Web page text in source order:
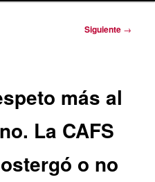
Siguiente →
más al
La CAFS
o no